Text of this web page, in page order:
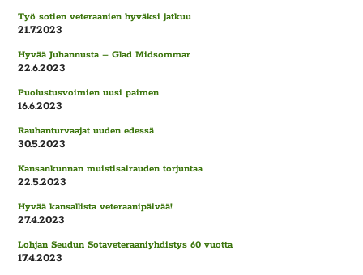
Työ sotien veteraanien hyväksi jatkuu
21.7.2023
Hyvää Juhannusta – Glad Midsommar
22.6.2023
Puolustusvoimien uusi paimen
16.6.2023
Rauhanturvaajat uuden edessä
30.5.2023
Kansankunnan muistisairauden torjuntaa
22.5.2023
Hyvää kansallista veteraanipäivää!
27.4.2023
Lohjan Seudun Sotaveteraaniyhdistys 60 vuotta
17.4.2023